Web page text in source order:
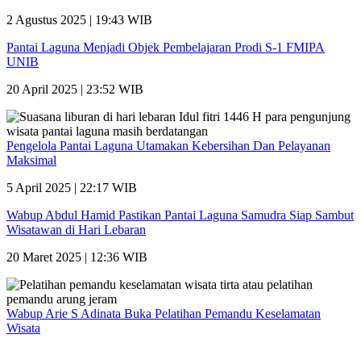
2 Agustus 2025 | 19:43 WIB
Pantai Laguna Menjadi Objek Pembelajaran Prodi S-1 FMIPA
UNIB
20 April 2025 | 23:52 WIB
Pengelola Pantai Laguna Utamakan Kebersihan Dan Pelayanan
Maksimal
5 April 2025 | 22:17 WIB
Wabup Abdul Hamid Pastikan Pantai Laguna Samudra Siap Sambut
Wisatawan di Hari Lebaran
20 Maret 2025 | 12:36 WIB
Wabup Arie S Adinata Buka Pelatihan Pemandu Keselamatan
Wisata